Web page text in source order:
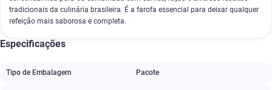
tradicionais da culinária brasileira. É a farofa essencial para deixar qualquer
refeição mais saborosa e completa.
Especificações
Tipo de Embalagem Pacote